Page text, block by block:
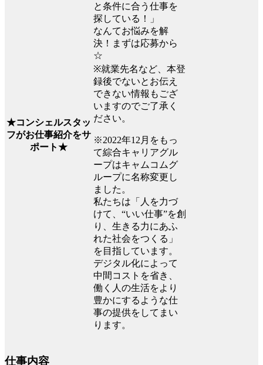
★コンシェルスタッ
フがお仕事紹介をサ
ポート★
と条件に合う仕事を
探している！」
なんてお悩みを解
決！まずは応募から
☆
※就業先名など、本登
録後でないとお伝え
できない情報もござ
いますのでご了承く
ださい。
※2022年12月をもっ
て綜合キャリアグル
ープはキャムコムグ
ループに名称変更し
ました。
私たちは「人を力づ
けて、“いい仕事”を創
り、生きる力にあふ
れた社会をつくる」
を目指しています。
デジタル化によって
中間コストを省き、
働く人の生活をより
豊かにするような仕
事の提供をしてまい
ります。
仕事内容